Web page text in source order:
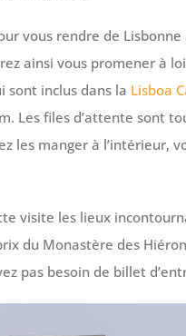
vous rendre de
ainsi vous promener à
sont inclus dans la Lisboa
Les files d’attente sont
les manger à l’intérieur,
visite les lieux
du Monastère des
pas besoin de billet